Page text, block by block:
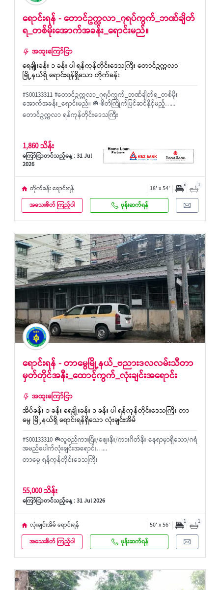
ရောင်းရန် - တောင်ဥက္ကလာ_၇ရပ်ကွက်_ဘဏ်ချိတ်
ရ_တစ်မိုးအောက်အခန်း_ရောင်းမည်။
အထူးကြော်ငြာ
ရေချိုးခန်း ၁ ခန်း ပါ ရန်ကုန်တိုင်းဒေသကြီး တောင်ဥက္ကလာ
မြို့နယ်ရှိ ရောင်းရန်ရှိသော တိုက်ခန်း
#S00133311 #တောင်ဥက္ကလာ_၇ရပ်ကွက်_ဘဏ်ချိတ်ရ_တစ်မိုး
အောက်အခန်း_ရောင်းမည်။ ☘️-စိတ်ကြိုက်ပြင်ဆင်နိုင့်မည့်…...
တောင်ဥက္ကလာ ရန်ကုန်တိုင်းဒေသကြီး
1,860 သိန်း
ကြော်ငြာတင်သည့်နေ့ : 31 Jul
2026
တိုက်ခန်း ရောင်းရန် 18' x 54' x 1
အသေးစိတ် ကြည့်ပါ ဖုန်းဆက်ရန်
ရောင်းရန် - တာမွေမြို့နယ်_ဗညားဒလလမ်းသီတာ
မှတ်တိုင်အနီး_ထောင့်ကွက်_လုံးချင်းအရောင်း
အထူးကြော်ငြာ
အိပ်ခန်း ၁ ခန်း ရေချိုးခန်း ၁ ခန်း ပါ ရန်ကုန်တိုင်းဒေသကြီး တာ
မွေ မြို့နယ်ရှိ ရောင်းရန်ရှိသော လုံးချင်းအိမ်
#S00133310 ☘️လူစည်ကားပြီး/ဈေးနီး/ကားဂိတ်နီး-နေရာမှာရှိသော/ဂရံ
အမည်ပေါက်လုံးချင်းအရောင်း…...
တာမွေ ရန်ကုန်တိုင်းဒေသကြီး
55,000 သိန်း
ကြော်ငြာတင်သည့်နေ့ : 31 Jul 2026
လုံးချင်းအိမ် ရောင်းရန် 50' x 56' 1 1
အသေးစိတ် ကြည့်ပါ ဖုန်းဆက်ရန်